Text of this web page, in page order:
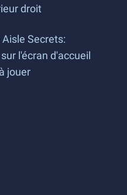
droit
Secrets:
l'écran d'accueil
jouer